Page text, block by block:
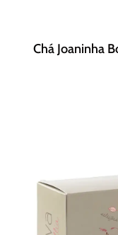
Chá Joaninha